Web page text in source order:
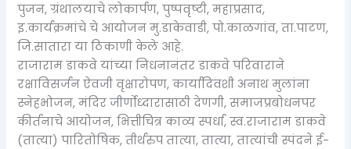
पुजन, ग्रंथालयाचे लोकार्पण, पुष्पवृष्टी, महाप्रसाद,
इ.कार्यक्रमांचे चे आयोजन मु.डाकेवाडी, पो.काळगांव, ता.पाटण,
जि.सातारा या ठिकाणी केले आहे.
राजाराम डाकवे यांच्या निधनानंतर डाकवे परिवाराने
रक्षाविसर्जन ऐवजी वृक्षारोपण, कार्यादिवशी अनाथ मुलांना
स्नेहभोजन, मंदिर जीर्णोध्दारासाठी देणगी, समाजप्रबोधनपर
कीर्तनाचे आयोजन, भित्तीचित्र काव्य स्पर्धा, स्व.राजाराम डाकवे
(तात्या) पारितोषिक, तीर्थरुप तात्या, तात्या, तात्यांची स्पंदने ई-